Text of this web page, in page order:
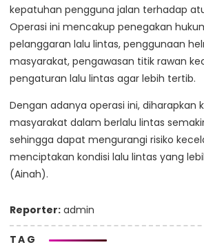
kepatuhan pengguna jalan terhadap
Operasi ini mencakup penegakan
pelanggaran lalu lintas, penggunaan
masyarakat, pengawasan titik rawan
pengaturan lalu lintas agar lebih tertib.
Dengan adanya operasi ini, diharapkan
masyarakat dalam berlalu lintas
sehingga dapat mengurangi risiko
menciptakan kondisi lalu lintas yang
(Ainah).
Reporter: admin
TAG